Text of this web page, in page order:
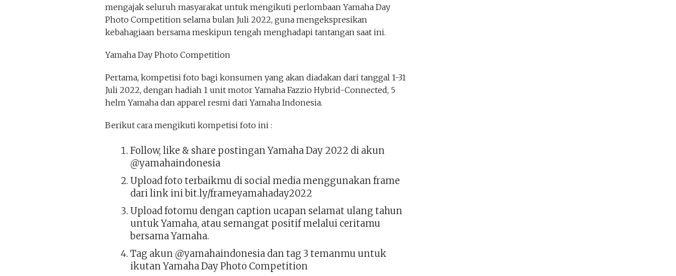
mengajak seluruh masyarakat untuk mengikuti perlombaan Yamaha Day
Photo Competition selama bulan Juli 2022, guna mengekspresikan
kebahagiaan bersama meskipun tengah menghadapi tantangan saat ini.
Yamaha Day Photo Competition
Pertama, kompetisi foto bagi konsumen yang akan diadakan dari tanggal 1-31
Juli 2022, dengan hadiah 1 unit motor Yamaha Fazzio Hybrid-Connected, 5
helm Yamaha dan apparel resmi dari Yamaha Indonesia.
Berikut cara mengikuti kompetisi foto ini :
Follow, like & share postingan Yamaha Day 2022 di akun
@yamahaindonesia
Upload foto terbaikmu di social media menggunakan frame
dari link ini bit.ly/frameyamahaday2022
Upload fotomu dengan caption ucapan selamat ulang tahun
untuk Yamaha, atau semangat positif melalui ceritamu
bersama Yamaha.
Tag akun @yamahaindonesia dan tag 3 temanmu untuk
ikutan Yamaha Day Photo Competition